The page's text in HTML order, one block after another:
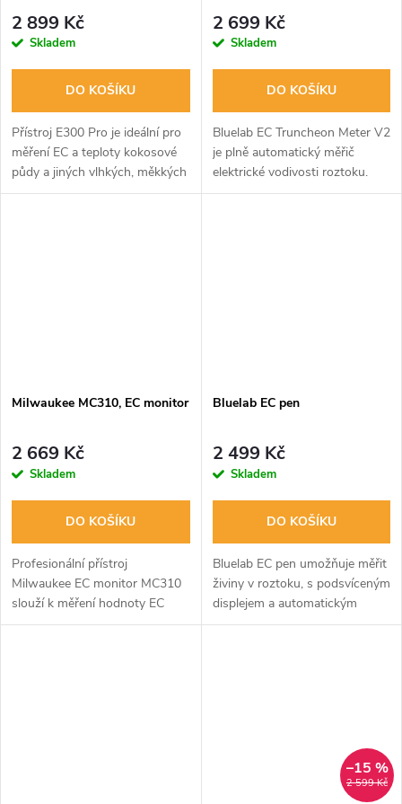
2 899 Kč
Skladem
DO KOŠÍKU
Přístroj E300 Pro je ideální pro
měření EC a teploty kokosové
půdy a jiných vlhkých, měkkých
substrátů a kapalin. Měřič má
2 699 Kč
Skladem
DO KOŠÍKU
Bluelab EC Truncheon Meter V2
je plně automatický měřič
elektrické vodivosti roztoku.
Nemusí se kalibrovat, má
Milwaukee MC310, EC monitor
2 669 Kč
Skladem
DO KOŠÍKU
Profesionální přístroj
Milwaukee EC monitor MC310
slouží k měření hodnoty EC
(elektrické vodivosti) s
Bluelab EC pen
2 499 Kč
Skladem
DO KOŠÍKU
Bluelab EC pen umožňuje měřit
živiny v roztoku, s podsvíceným
displejem a automatickým
vypnutím po 4 minutách.
2 599 Kč
–15 %